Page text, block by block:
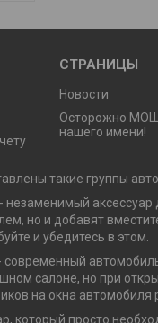
СТРАНИЦЫ
Новости
Осторожно
нашего имени!
такие группы
- незаменимый
но и добавят
и убедитесь в этом.
современный
салоне, но при
на окна
который просто